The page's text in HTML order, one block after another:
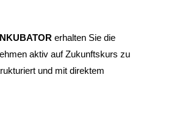
erhalten Sie die
aktiv auf Zukunftskurs zu
und mit direktem